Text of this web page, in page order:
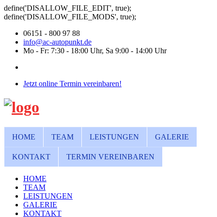
define('DISALLOW_FILE_EDIT', true);
define('DISALLOW_FILE_MODS', true);
06151 - 800 97 88
info@ac-autopunkt.de
Mo - Fr: 7:30 - 18:00 Uhr, Sa 9:00 - 14:00 Uhr
Jetzt online Termin vereinbaren!
HOME TEAM LEISTUNGEN GALERIE
KONTAKT TERMIN VEREINBAREN
HOME
TEAM
LEISTUNGEN
GALERIE
KONTAKT